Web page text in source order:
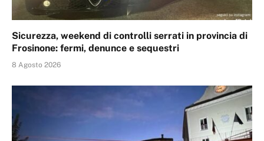
Sicurezza, weekend di controlli serrati in provincia di
Frosinone: fermi, denunce e sequestri
8 Agosto 2026